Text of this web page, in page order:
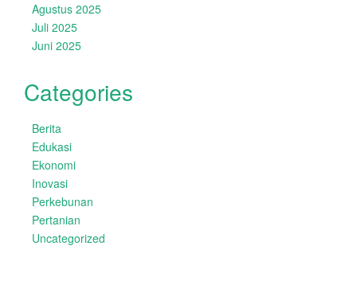
Agustus 2025
Juli 2025
Juni 2025
Categories
Berita
Edukasi
Ekonomi
Inovasi
Perkebunan
Pertanian
Uncategorized